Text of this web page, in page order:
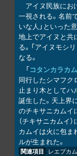
アイヌ民族にお
一視される。名前
いな人」といった
地上でアイヌと共
る。「アイヌモシ リ
なる。
「コタンカラ カ
同行したシマフク
止まり木としてハ
誕生した。天上界
のチキサニカムイ
（チキサニカムイ
カムイは火に包ま
ルが生まれた。
関連項目 レエプカ